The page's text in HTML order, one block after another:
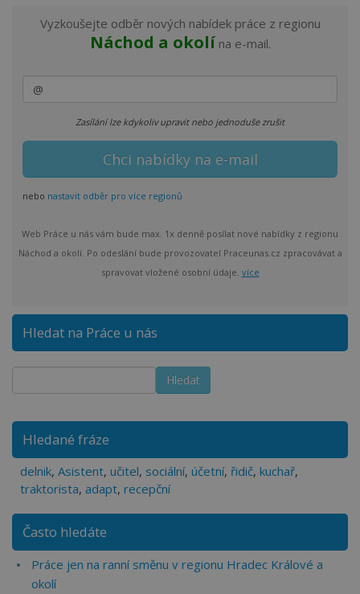
Vyzkoušejte odběr nových nabídek práce z regionu
Náchod a okolí na e-mail.
Zasílání lze kdykoliv upravit nebo jednoduše zrušit
nebo nastavit odběr pro více regionů
Web Práce u nás vám bude max. 1x denně posílat nové nabídky z regionu
Náchod a okolí. Po odeslání bude provozovatel Praceunas.cz zpracovávat a
spravovat vložené osobní údaje. více
Hledat na Práce u nás
Hledané fráze
delnik, Asistent, učitel, sociální, účetní, řidič, kuchař,
traktorista, adapt, recepční
Často hledáte
Práce jen na ranní směnu v regionu Hradec Králové a
okolí